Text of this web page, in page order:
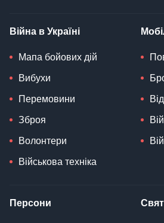
Війна в Україні
Мапа бойових дій
Вибухи
Перемовини
Зброя
Волонтери
Військова техніка
Персони